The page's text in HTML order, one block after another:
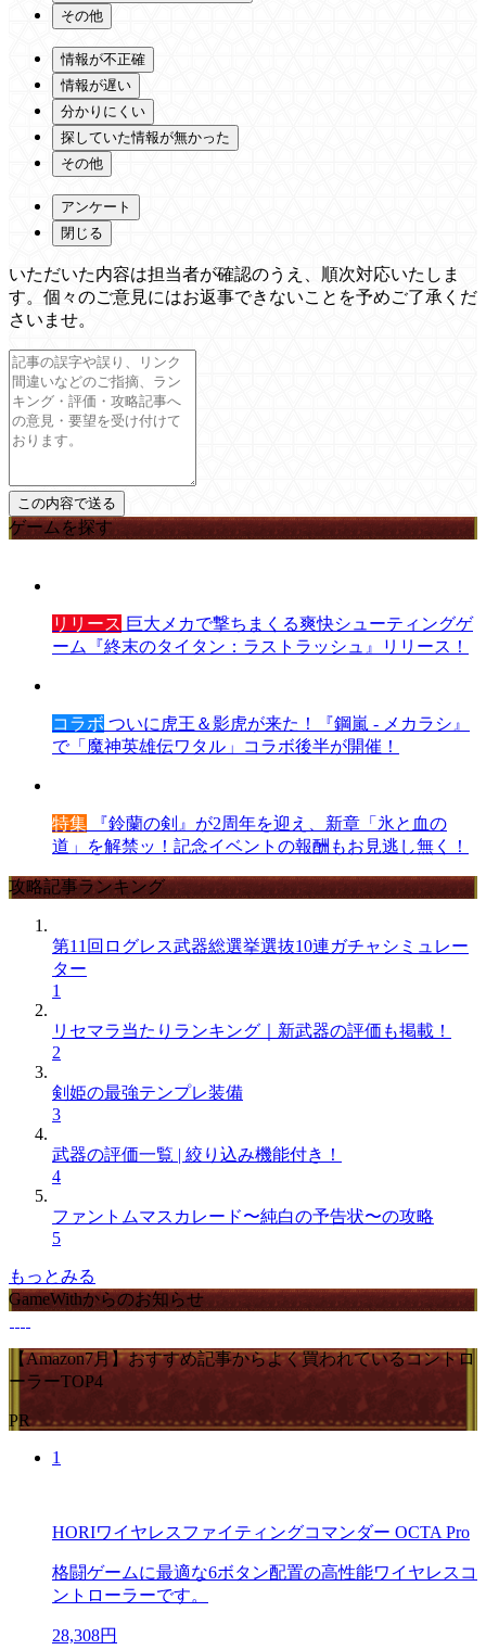
その他
情報が不正確
情報が遅い
分かりにくい
探していた情報が無かった
その他
アンケート
閉じる
いただいた内容は担当者が確認のうえ、順次対応いたしま
す。個々のご意見にはお返事できないことを予めご了承くだ
さいませ。
ゲームを探す
リリース 巨大メカで撃ちまくる爽快シューティングゲ
ーム『終末のタイタン：ラストラッシュ』リリース！
コラボ ついに虎王＆影虎が来た！『鋼嵐 - メカラシ』
で「魔神英雄伝ワタル」コラボ後半が開催！
特集 『鈴蘭の剣』が2周年を迎え、新章「氷と血の
道」を解禁ッ！記念イベントの報酬もお見逃し無く！
攻略記事ランキング
第11回ログレス武器総選挙選抜10連ガチャシミュレー
ター
1
リセマラ当たりランキング｜新武器の評価も掲載！
2
剣姫の最強テンプレ装備
3
武器の評価一覧 | 絞り込み機能付き！
4
ファントムマスカレード〜純白の予告状〜の攻略
5
もっとみる
GameWithからのお知らせ
【Amazon7月】おすすめ記事からよく買われているコントロ
ーラーTOP4
PR
1
HORIワイヤレスファイティングコマンダー OCTA Pro
格闘ゲームに最適な6ボタン配置の高性能ワイヤレスコ
ントローラーです。
28,308円